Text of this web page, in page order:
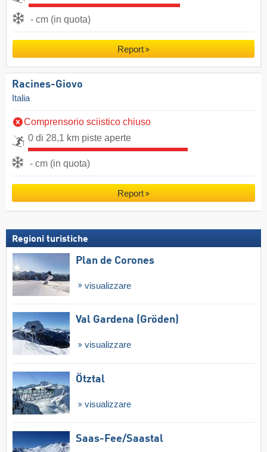
- cm (in quota)
Report
Racines-Giovo
Italia
Comprensorio sciistico chiuso
0 di 28,1 km piste aperte
- cm (in quota)
Report
Regioni turistiche
Plan de Corones
visualizzare
Val Gardena (Gröden)
visualizzare
Ötztal
visualizzare
Saas-Fee/​Saastal